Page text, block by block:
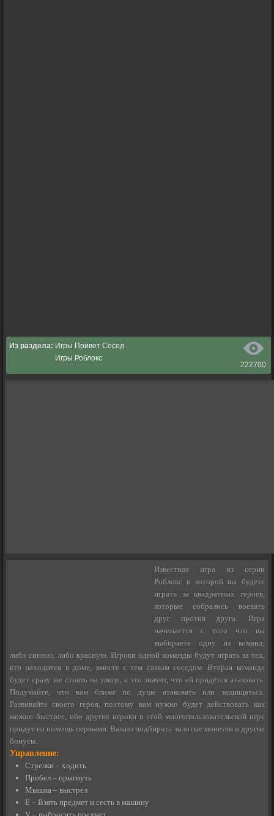
222700
Из раздела: Игры Привет Сосед
Игры Роблокс
Известная игра из серии
Роблокс в которой вы будете
играть за квадратных героев,
которые собрались воевать
друг против друга. Игра
начинается с того что вы
выбираете одну из команд,
либо синюю, либо красную. Игроки одной команды будут играть за тех,
кто находится в доме, вместе с тем самым соседом. Вторая команда
будет сразу же стоять на улице, а это значит, что ей придётся атаковать.
Подумайте, что вам ближе по душе атаковать или защищаться.
Развивайте своего героя, поэтому вам нужно будет действовать как
можно быстрее, ибо другие игроки в этой многопользовательской игре
придут на помощь первыми. Важно подбирать золотые монетки и другие
бонусы.
Управление:
Стрелки – ходить
Пробел – прыгнуть
Мышка – выстрел
E – Взять предмет и сесть в машину